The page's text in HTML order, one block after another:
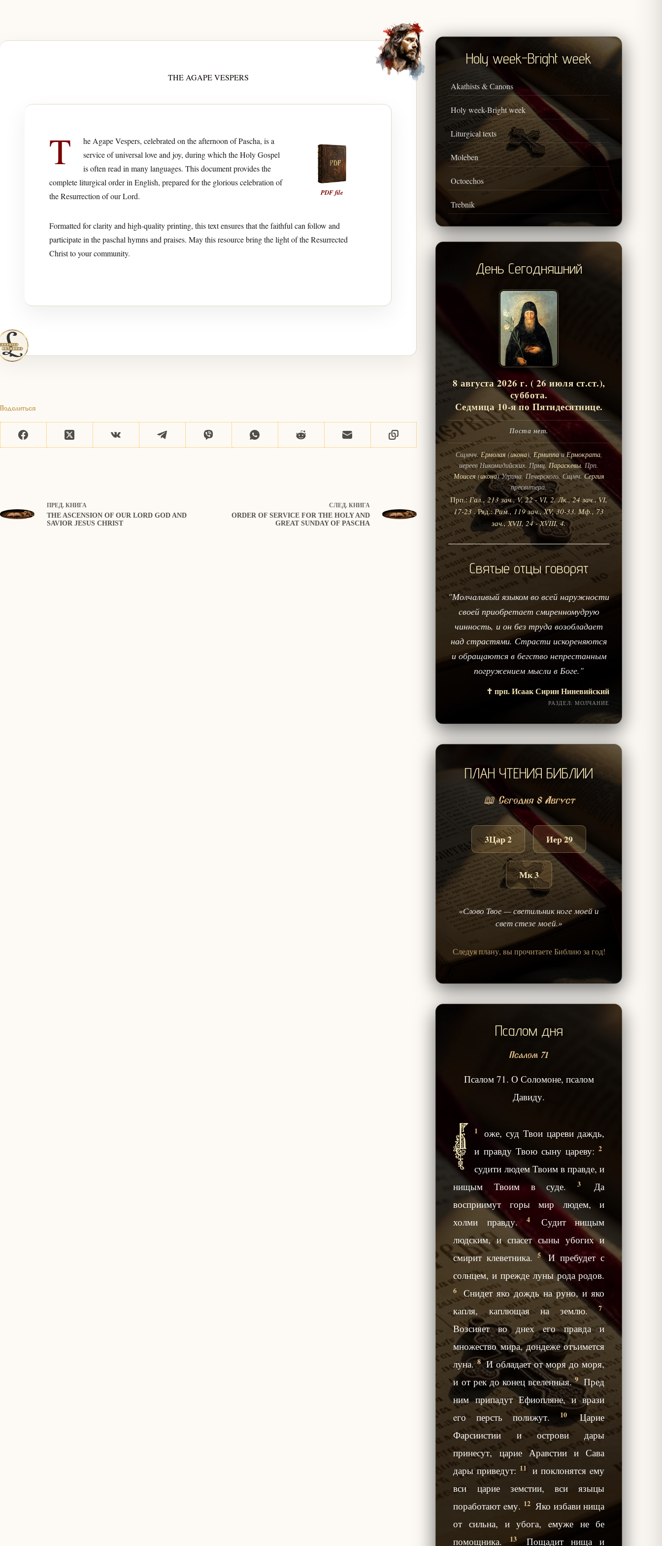
THE AGAPE VESPERS
PDF file
T
he Agape Vespers, celebrated on the afternoon of Pascha, is a
service of universal love and joy, during which the Holy Gospel
is often read in many languages. This document provides the
complete liturgical order in English, prepared for the glorious celebration of
the Resurrection of our Lord.
Formatted for clarity and high-quality printing, this text ensures that the faithful can follow and
participate in the paschal hymns and praises. May this resource bring the light of the Resurrected
Christ to your community.
Поделиться
ПРЕД. КНИГА
THE ASCENSION OF OUR LORD GOD AND
SAVIOR JESUS CHRIST
СЛЕД.КНИГА
ORDER OF SERVICE FOR THE HOLY AND
GREAT SUNDAY OF PASCHA
Holy week-Bright week
Akathists & Сanons
Holy week-Bright week
Liturgical texts
Moleben
Octoechos
Trebnik
День Сегодняшний
8 августа 2026 г. ( 26 июля ст.ст.),
суббота.
Седмица 10-я по Пятидесятнице.
Поста нет.
Сщмчч.Ермолая (икона),ЕрмиппаиЕрмократа,
иереев Никомидийских. Прмц.Параскевы. Прп.
Моисея (икона) Угрина, Печерского. Сщмч.Сергия
пресвитера.
Прп.:Гал., 213 зач., V, 22 - VI, 2. Лк., 24 зач., VI,
17-23 . Ряд.:Рим., 119 зач., XV, 30-33. Мф., 73
зач., XVII, 24 - XVIII, 4.
Святые отцы говорят
"Молчаливый языком во всей наружности
своей приобретает смиренномудрую
чинность, и он без труда возобладает
над страстями. Страсти искореняются
и обращаются в бегство непрестанным
погружением мысли в Боге."
✝️ прп. Исаак Сирин Ниневийский
РАЗДЕЛ: МОЛЧАНИЕ
ПЛАН ЧТЕНИЯ БИБЛИИ
📖 Сегодня 8 Август
3Цар 2 Иер 29
Мк 3
«Слово Твое — светильник ноге моей и
свет стезе моей.»
Следуя плану, вы прочитаете Библию за год!
Псалом дня
Псалом 71
Псалом 71. О Соломоне, псалом
Давиду.
1
Б
оже, суд Твои цареви даждь,
и правду Твою сыну цареву:2
судити людем Твоим в правде, и
нищым Твоим в суде.
3
Да
восприимут горы мир людем, и
холми правду.
4
Судит нищым
людским, и спасет сыны убогих и
смирит клеветника.5 И пребудет с
солнцем, и прежде луны рода родов.
6
Снидет яко дождь на руно, и яко
капля, каплющая на землю.7
Возсияет во днех eго правда и
множество мира, дондеже отъимется
луна.8 И обладает от моря до моря,
и от рек до конец вселенныя.9 Пред
ним припадут Ефиопляне, и врази
eго персть полижут.
10
Царие
Фарсиистии и острови дары
принесут, царие Аравстии и Сава
дары приведут: 11
и поклонятся eму
вси царие земстии, вси языцы
поработают eму. 12 Яко избави нища
от сильна, и убога, eмуже не бе
помощника.
13 Пощадит нища и